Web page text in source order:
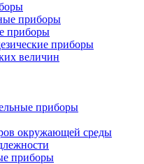
приборы
приборы
приборы
величин
приборы
окружающей среды
приборы